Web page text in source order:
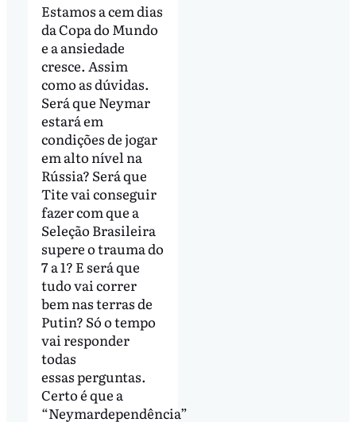
Estamos a cem dias
da Copa do Mundo
e a ansiedade
cresce. Assim
como as dúvidas.
Será que Neymar
estará em
condições de jogar
em alto nível na
Rússia? Será que
Tite vai conseguir
fazer com que a
Seleção Brasileira
supere o trauma do
7 a 1? E será que
tudo vai correr
bem nas terras de
Putin? Só o tempo
vai responder
todas
essas perguntas.
Certo é que a
“Neymardependência”